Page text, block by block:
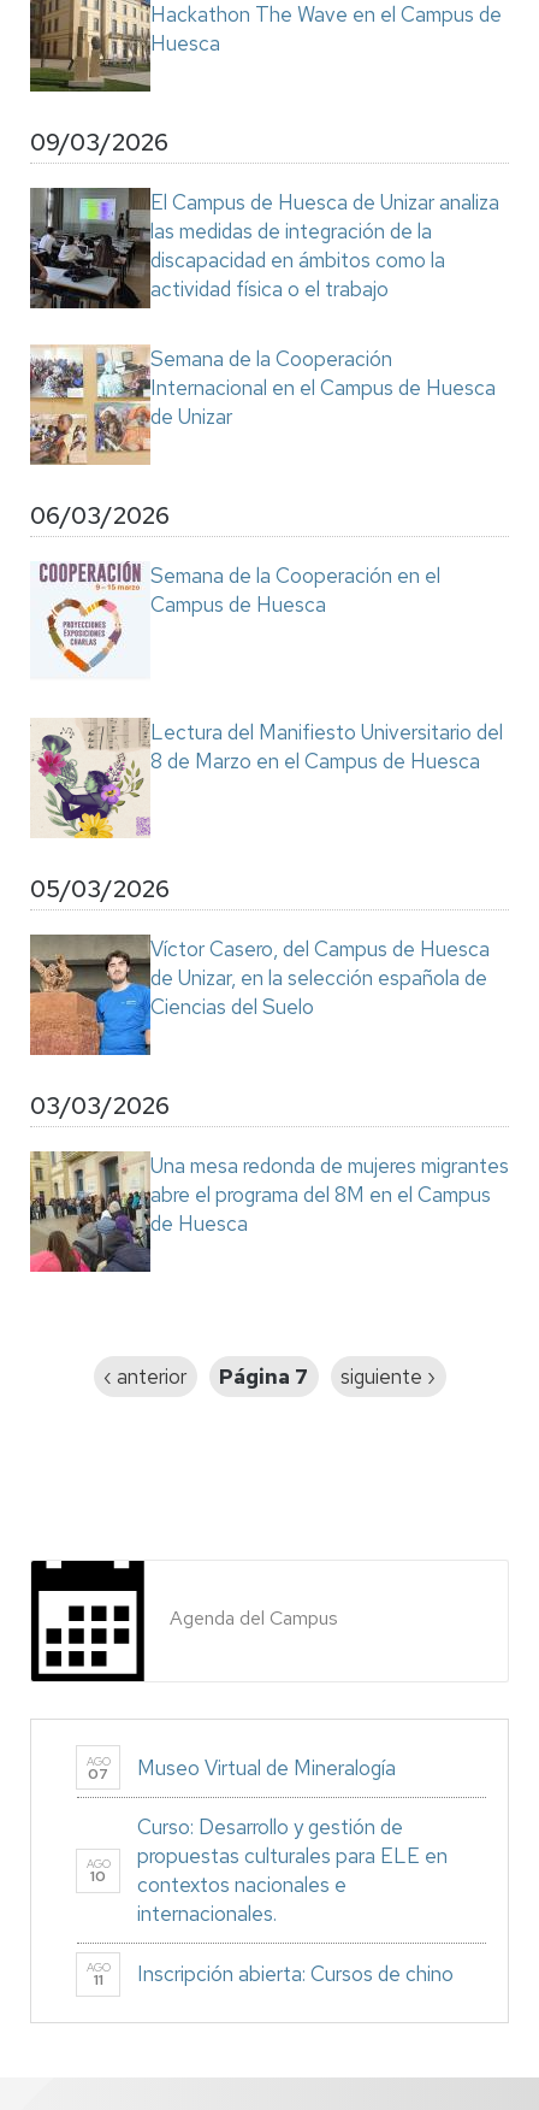
Hackathon The Wave en el Campus de
Huesca
09/03/2026
El Campus de Huesca de Unizar analiza
las medidas de integración de la
discapacidad en ámbitos como la
actividad física o el trabajo
Semana de la Cooperación
Internacional en el Campus de Huesca
de Unizar
06/03/2026
Semana de la Cooperación en el
Campus de Huesca
Lectura del Manifiesto Universitario del
8 de Marzo en el Campus de Huesca
05/03/2026
Víctor Casero, del Campus de Huesca
de Unizar, en la selección española de
Ciencias del Suelo
03/03/2026
Una mesa redonda de mujeres migrantes
abre el programa del 8M en el Campus
de Huesca
Página
‹ anterior Página 7
Siguiente
siguiente ›
Agenda del Campus
AGO
07 Museo Virtual de Mineralogía
AGO
10
Curso: Desarrollo y gestión de
propuestas culturales para ELE en
contextos nacionales e
internacionales.
AGO
11 Inscripción abierta: Cursos de chino